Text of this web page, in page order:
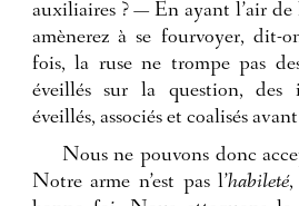
auxiliaires ? — En ayant l’air de
amènerez à se fourvoyer, dit-
fois, la ruse ne trompe pas
éveillés sur la question, des
éveillés, associés et coalisés
Nous ne pouvons donc
Notre arme n’est pas l’habileté,